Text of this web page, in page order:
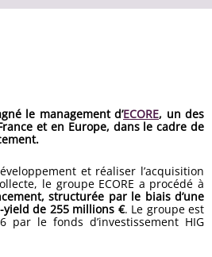
le management d’ECORE, un des
et en Europe, dans le cadre de
et réaliser l’acquisition
le groupe ECORE a procédé à
structurée par le biais d’une
de 255 millions €. Le groupe est
par le fonds d’investissement HIG